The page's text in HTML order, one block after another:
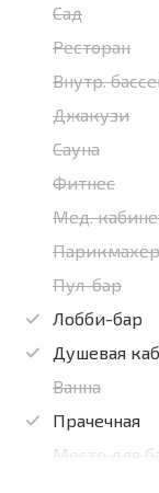
Сад
Ресторан
Внутр.
Джакузи
Сауна
Фитнес
Мед.
Пул-бар
Лобби-бар
Душевая
Ванна
Прачечная
Место для